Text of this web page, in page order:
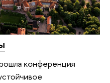
конференция